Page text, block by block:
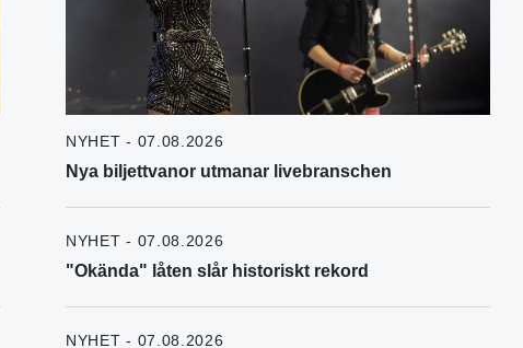
NYHET - 07.08.2026
Nya biljettvanor utmanar livebranschen
NYHET - 07.08.2026
"Okända" låten slår historiskt rekord
NYHET - 07.08.2026